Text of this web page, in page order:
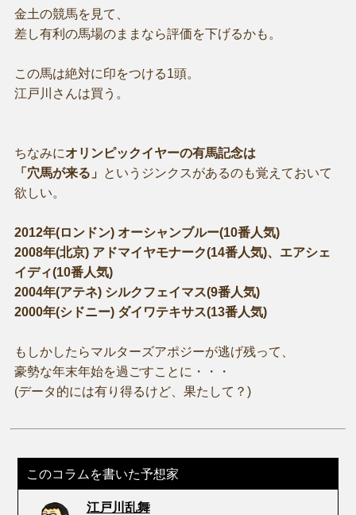
金土の競馬を見て、
差し有利の馬場のままなら評価を下げるかも。
この馬は絶対に印をつける1頭。
江戸川さんは買う。
ちなみにオリンピックイヤーの有馬記念は
「穴馬が来る」 というジンクスがあるのも覚えておいて
欲しい。
2012年(ロンドン) オーシャンブルー(10番人気)
2008年(北京) アドマイヤモナーク(14番人気)、エアシェ
イディ(10番人気)
2004年(アテネ) シルクフェイマス(9番人気)
2000年(シドニー) ダイワテキサス(13番人気)
もしかしたらマルターズアポジーが逃げ残って、
豪勢な年末年始を過ごすことに・・・
(データ的には有り得るけど、果たして？)
このコラムを書いた予想家
江戸川乱舞